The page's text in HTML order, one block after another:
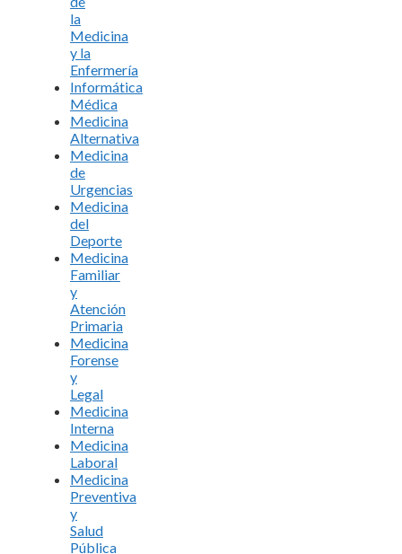
la
Medicina
y la
Enfermería
Informática
Médica
Medicina
Alternativa
Medicina
de
Urgencias
Medicina
del
Deporte
Medicina
Familiar
y
Atención
Primaria
Medicina
Forense
y
Legal
Medicina
Interna
Medicina
Laboral
Medicina
Preventiva
y
Salud
Pública